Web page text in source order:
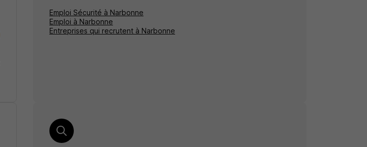
Emploi Sécurité à Narbonne
Emploi à Narbonne
Entreprises qui recrutent à Narbonne